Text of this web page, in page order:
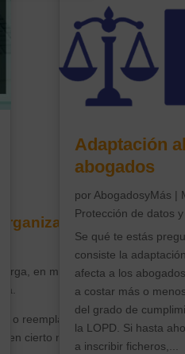
públicas
en muchos casos será sólo
o reemplazan a otras ya existentes,
cierto modo, la evaluación de
Adaptación
abogados
por AbogadosyMás |
Protección de datos
Se qué te estás
consiste la
afecta a los
a costar más o
del grado de
la LOPD. Si hasta
a inscribir ficheros,...